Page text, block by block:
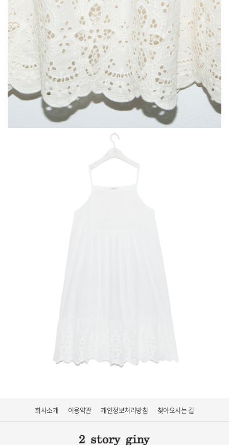
회사소개 이용약관 개인정보처리방침 찾아오시는 길